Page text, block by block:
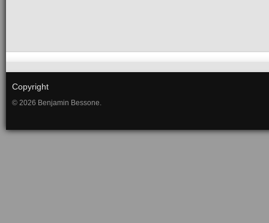
Copyright
© 2026 Benjamin Bessone.